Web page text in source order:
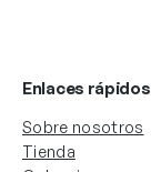
Enlaces rápidos
Sobre nosotros
Tienda